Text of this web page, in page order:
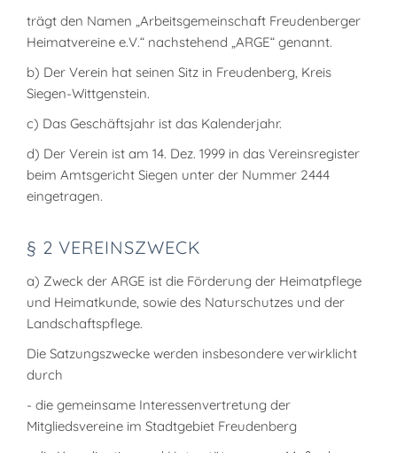
trägt den Namen „Arbeitsgemeinschaft Freudenberger
Heimatvereine e.V.“ nachstehend „ARGE“ genannt.
b) Der Verein hat seinen Sitz in Freudenberg, Kreis
Siegen-Wittgenstein.
c) Das Geschäftsjahr ist das Kalenderjahr.
d) Der Verein ist am 14. Dez. 1999 in das Vereinsregister
beim Amtsgericht Siegen unter der Nummer 2444
eingetragen.
§ 2 VEREINSZWECK
a) Zweck der ARGE ist die Förderung der Heimatpflege
und Heimatkunde, sowie des Naturschutzes und der
Landschaftspflege.
Die Satzungszwecke werden insbesondere verwirklicht
durch
- die gemeinsame Interessenvertretung der
Mitgliedsvereine im Stadtgebiet Freudenberg